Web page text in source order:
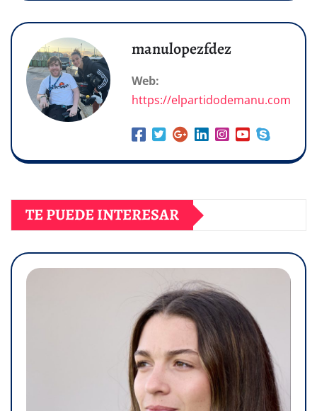
manulopezfdez
Web:
https://elpartidodemanu.com
TE PUEDE INTERESAR